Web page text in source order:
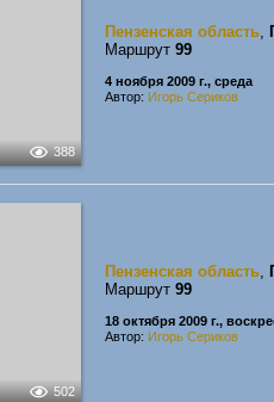
388
Пензенская область,
Маршрут 99
4 ноября 2009 г., среда
Автор: Игорь Сериков
502
Пензенская область,
Маршрут 99
18 октября 2009 г.,
Автор: Игорь Сериков